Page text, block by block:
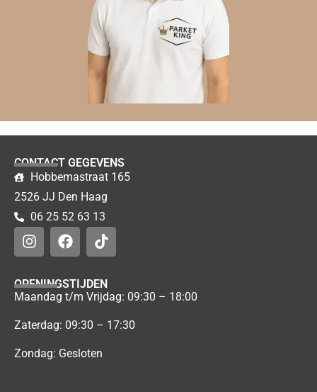
CONTACT GEGEVENS
Hobbemastraat 165
2526 JJ Den Haag
06 25 52 63 13
OPENINGSTIJDEN
Maandag t/m Vrijdag: 09:30 – 18:00
Zaterdag: 09:30 – 17:30
Zondag: Gesloten